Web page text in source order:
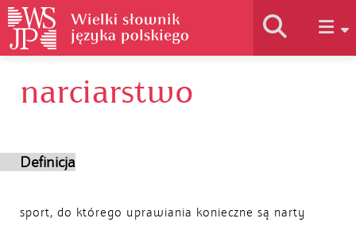
Historia słownika
narciarstwo
Definicja
sport, do którego uprawiania konieczne są narty